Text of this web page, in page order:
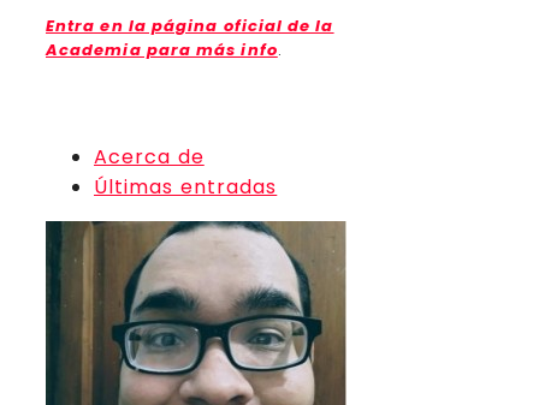
Entra en la página oficial de la
Academia para más info.
Acerca de
Últimas entradas